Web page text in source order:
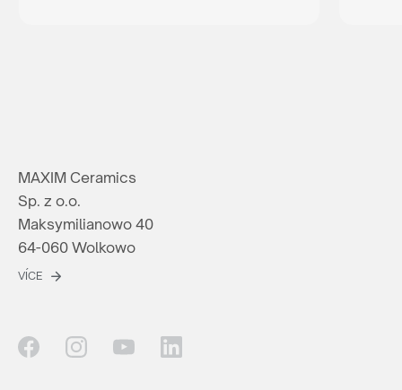
MAXIM Ceramics
Sp. z o.o.
Maksymilianowo 40
64-060 Wolkowo
VÍCE